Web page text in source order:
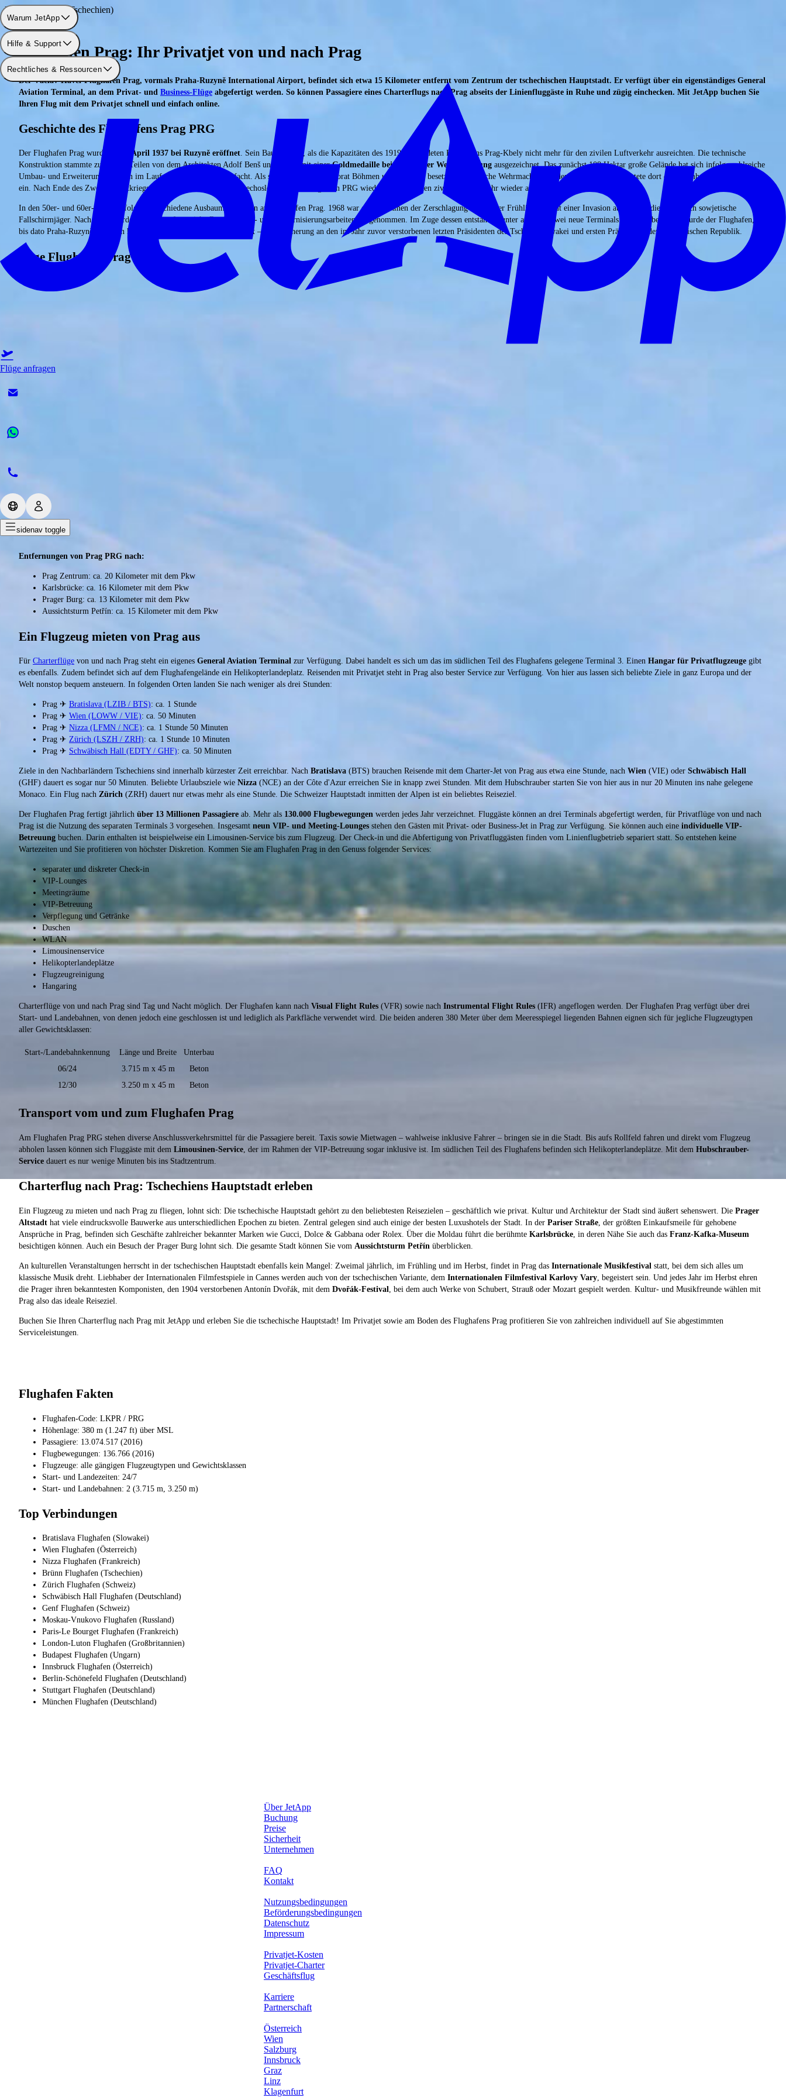
Warum JetApp
Hilfe & Support
Rechtliches & Ressourcen
Flüge anfragen
sidenav toggle
Flughafen: Prag (Tschechien)
Flughafen Prag: Ihr Privatjet von und nach Prag
Der Václav-Havel-Flughafen Prag, vormals Praha-Ruzyně International Airport, befindet sich etwa 15 Kilometer entfernt vom Zentrum der tschechischen Hauptstadt. Er verfügt über ein eigenständiges General
Aviation Terminal, an dem Privat- und Business-Flüge abgefertigt werden. So können Passagiere eines Charterflugs nach Prag abseits der Linienfluggäste in Ruhe und zügig einchecken. Mit JetApp buchen Sie
Ihren Flug mit dem Privatjet schnell und einfach online.
Geschichte des Flughafens Prag PRG
Der Flughafen Prag wurde am 5. April 1937 bei Ruzyně eröffnet. Sein Bau erfolgte, als die Kapazitäten des 1919 gegründeten Flughafens Prag-Kbely nicht mehr für den zivilen Luftverkehr ausreichten. Die technische
Konstruktion stammte zu großen Teilen von dem Architekten Adolf Benš und wurde mit einerGoldmedaille bei der Pariser Weltausstellung ausgezeichnet. Das zunächst 108 Hektar große Gelände hat sich infolge zahlreiche
Umbau- und Erweiterungsarbeiten im Laufe der Zeit fast verdreifacht. Als sogenanntes „Protektorat Böhmen und Mähren“ besetzte die deutsche Wehrmacht 1939 den Flughafen und richtete dort eine Bomberpiloten-Schule
ein. Nach Ende des Zweiten Weltkriegs übernahm die damalige Tschechoslowakei den Flughafen PRG wieder und nahm den zivilen Luftverkehr wieder auf.
In den 50er- und 60er-Jahren erfolgten verschiedene Ausbaumaßnahmen am Flughafen Prag. 1968 war er im Rahmen der Zerschlagung des Prager Frühlings erneut einer Invasion ausgesetzt, diesmal durch sowjetische
Fallschirmjäger. Nach 1989 wurden erneut umfangreiche Renovierungs- und Modernisierungsarbeiten vorgenommen. Im Zuge dessen entstanden unter anderem zwei neue Terminals. Im Oktober 2012 wurde der Flughafen, der
bis dato Praha-Ruzyně geheißen hatte,
in „Václav Havel“ umbenannt – zur Erinnerung an den im Jahr zuvor verstorbenen letzten Präsidenten der Tschechoslowakei und ersten Präsidenten der Tschechischen Republik.
Lage Flughafen Prag
Entfernungen von Prag PRG nach:
Prag Zentrum: ca. 20 Kilometer mit dem Pkw
Karlsbrücke: ca. 16 Kilometer mit dem Pkw
Prager Burg: ca. 13 Kilometer mit dem Pkw
Aussichtsturm Petřín: ca. 15 Kilometer mit dem Pkw
Ein Flugzeug mieten von Prag aus
Für Charterflüge von und nach Prag steht ein eigenes General Aviation Terminal zur Verfügung. Dabei handelt es sich um das im südlichen Teil des Flughafens gelegene Terminal 3. Einen Hangar für Privatflugzeuge gibt
es ebenfalls. Zudem befindet sich auf dem Flughafengelände ein Helikopterlandeplatz. Reisenden mit Privatjet steht in Prag also bester Service zur Verfügung. Von hier aus lassen sich beliebte Ziele in ganz Europa und der
Welt nonstop bequem ansteuern. In folgenden Orten landen Sie nach weniger als drei Stunden:
Prag ✈ Bratislava (LZIB / BTS): ca. 1 Stunde
Prag ✈ Wien (LOWW / VIE): ca. 50 Minuten
Prag ✈ Nizza (LFMN / NCE): ca. 1 Stunde 50 Minuten
Prag ✈ Zürich (LSZH / ZRH): ca. 1 Stunde 10 Minuten
Prag ✈ Schwäbisch Hall (EDTY / GHF): ca. 50 Minuten
Ziele in den Nachbarländern Tschechiens sind innerhalb kürzester Zeit erreichbar. Nach Bratislava (BTS) brauchen Reisende mit dem Charter-Jet von Prag aus etwa eine Stunde, nach Wien (VIE) oder Schwäbisch Hall
(GHF) dauert es sogar nur 50 Minuten. Beliebte Urlaubsziele wie Nizza (NCE) an der Côte d'Azur erreichen Sie in knapp zwei Stunden. Mit dem Hubschrauber starten Sie von hier aus in nur 20 Minuten ins nahe gelegene
Monaco. Ein Flug nach Zürich (ZRH) dauert nur etwas mehr als eine Stunde. Die Schweizer Hauptstadt inmitten der Alpen ist ein beliebtes Reiseziel.
Der Flughafen Prag fertigt jährlich über 13 Millionen Passagiere ab. Mehr als 130.000 Flugbewegungen werden jedes Jahr verzeichnet. Fluggäste können an drei Terminals abgefertigt werden, für Privatflüge von und nach
Prag ist die Nutzung des separaten Terminals 3 vorgesehen. Insgesamt neun VIP- und Meeting-Lounges stehen den Gästen mit Privat- oder Business-Jet in Prag zur Verfügung. Sie können auch eine individuelle VIP-
Betreuung buchen. Darin enthalten ist beispielweise ein Limousinen-Service bis zum Flugzeug. Der Check-in und die Abfertigung von Privatfluggästen finden vom Linienflugbetrieb separiert statt. So entstehen keine
Wartezeiten und Sie profitieren von höchster Diskretion. Kommen Sie am Flughafen Prag in den Genuss folgender Services:
separater und diskreter Check-in
VIP-Lounges
Meetingräume
VIP-Betreuung
Verpflegung und Getränke
Duschen
WLAN
Limousinenservice
Helikopterlandeplätze
Flugzeugreinigung
Hangaring
Charterflüge von und nach Prag sind Tag und Nacht möglich. Der Flughafen kann nach Visual Flight Rules (VFR) sowie nach Instrumental Flight Rules (IFR) angeflogen werden. Der Flughafen Prag verfügt über drei
Start- und Landebahnen, von denen jedoch eine geschlossen ist und lediglich als Parkfläche verwendet wird. Die beiden anderen 380 Meter über dem Meeresspiegel liegenden Bahnen eignen sich für jegliche Flugzeugtypen
aller Gewichtsklassen:
Start-/Landebahnkennung Länge und Breite
Unterbau
06/24
3.715 m x 45 m
Beton
12/30
3.250 m x 45 m Beton
Transport vom und zum Flughafen Prag
Am Flughafen Prag PRG stehen diverse Anschlussverkehrsmittel für die Passagiere bereit. Taxis sowie Mietwagen – wahlweise inklusive Fahrer – bringen sie in die Stadt. Bis aufs Rollfeld fahren und direkt vom Flugzeug
abholen lassen können sich Fluggäste mit dem Limousinen-Service , der im Rahmen der VIP-Betreuung sogar inklusive ist. Im südlichen Teil des Flughafens befinden sich Helikopterlandeplätze. Mit dem Hubschrauber-
Service dauert es nur wenige Minuten bis ins Stadtzentrum.
Charterflug nach Prag: Tschechiens Hauptstadt erleben
Ein Flugzeug zu mieten und nach Prag zu fliegen, lohnt sich: Die tschechische Hauptstadt gehört zu den beliebtesten Reisezielen – geschäftlich wie privat. Kultur und Architektur der Stadt sind äußert sehenswert. Die Prager
Altstadt hat viele eindrucksvolle Bauwerke aus unterschiedlichen Epochen zu bieten. Zentral gelegen sind auch einige der besten Luxushotels der Stadt. In der Pariser Straße , der größten Einkaufsmeile für gehobene
Ansprüche in Prag, befinden sich Geschäfte zahlreicher bekannter Marken wie Gucci, Dolce & Gabbana oder Rolex. Über die Moldau führt die berühmte Karlsbrücke , in deren Nähe Sie auch das Franz-Kafka-Museum
besichtigen können. Auch ein Besuch der Prager Burg lohnt sich. Die gesamte Stadt können Sie vom Aussichtsturm Petřín überblicken.
An kulturellen Veranstaltungen herrscht in der tschechischen Hauptstadt ebenfalls kein Mangel: Zweimal jährlich, im Frühling und im Herbst, findet in Prag das Internationale Musikfestival statt, bei dem sich alles um
klassische Musik dreht. Liebhaber der Internationalen Filmfestspiele in Cannes werden auch von der tschechischen Variante, dem Internationalen Filmfestival Karlovy Vary , begeistert sein. Und jedes Jahr im Herbst ehren
die Prager ihren bekanntesten Komponisten, den 1904 verstorbenen Antonín Dvořák, mit dem Dvořák-Festival , bei dem auch Werke von Schubert, Strauß oder Mozart gespielt werden. Kultur- und Musikfreunde wählen mit
Prag also das ideale Reiseziel.
Buchen Sie Ihren Charterflug nach Prag mit JetApp und erleben Sie die tschechische Hauptstadt! Im Privatjet sowie am Boden des Flughafens Prag profitieren Sie von zahlreichen individuell auf Sie abgestimmten
Serviceleistungen.
Flughafen Fakten
Flughafen-Code: LKPR / PRG
Höhenlage: 380 m (1.247 ft) über MSL
Passagiere: 13.074.517 (2016)
Flugbewegungen: 136.766 (2016)
Flugzeuge: alle gängigen Flugzeugtypen und Gewichtsklassen
Start- und Landezeiten: 24/7
Start- und Landebahnen: 2 (3.715 m, 3.250 m)
Top Verbindungen
Bratislava Flughafen (Slowakei)
Wien Flughafen (Österreich)
Nizza Flughafen (Frankreich)
Brünn Flughafen (Tschechien)
Zürich Flughafen (Schweiz)
Schwäbisch Hall Flughafen (Deutschland)
Genf Flughafen (Schweiz)
Moskau-Vnukovo Flughafen (Russland)
Paris-Le Bourget Flughafen (Frankreich)
London-Luton Flughafen (Großbritannien)
Budapest Flughafen (Ungarn)
Innsbruck Flughafen (Österreich)
Berlin-Schönefeld Flughafen (Deutschland)
Stuttgart Flughafen (Deutschland)
München Flughafen (Deutschland)
Über JetApp
Buchung
Preise
Sicherheit
Unternehmen
FAQ
Kontakt
Nutzungsbedingungen
Beförderungsbedingungen
Datenschutz
Impressum
Privatjet-Kosten
Privatjet-Charter
Geschäftsflug
Karriere
Partnerschaft
Österreich
Wien
Salzburg
Innsbruck
Graz
Linz
Klagenfurt